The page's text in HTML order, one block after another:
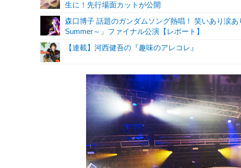
生に！先行場面カットが公開
森口博子 話題のガンダムソング熱唱！ 笑いあり涙
Summer～」ファイナル公演【レポート】
【連載】河西健吾の『趣味のアレコレ』